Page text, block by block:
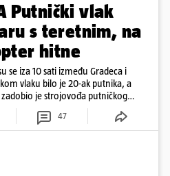
Putnički vlak
s teretnim, na
hitne
se iza 10 sati između Gradeca i
vlaku bilo je 20-ak putnika, a
je strojovođa putničkog
47